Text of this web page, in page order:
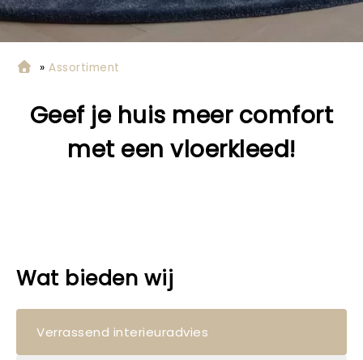
»Assortiment
Geef je huis meer comfort
met een vloerkleed!
Wat bieden wij
Verrassend interieuradvies